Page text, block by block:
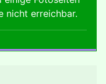
nicht erreichbar.